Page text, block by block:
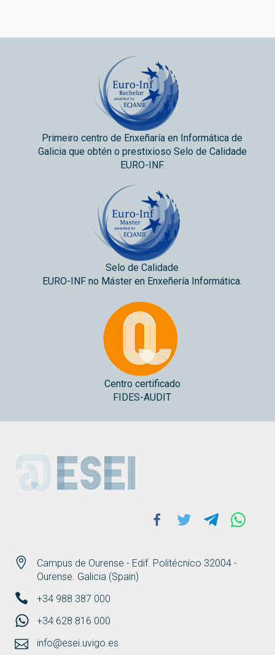
Primeiro centro de Enxeñaría en Informática de
Galicia que obtén o prestixioso Selo de Calidade
EURO-INF.
Selo de Calidade
EURO-INF no Máster en Enxeñería Informática.
Centro certificado
FIDES-AUDIT
ESEI
Campus de Ourense - Edif. Politécnico 32004 -
Ourense. Galicia (Spain)
+34 988 387 000
+34 628 816 000
info@esei.uvigo.es
Facebook
Twitter Telegram